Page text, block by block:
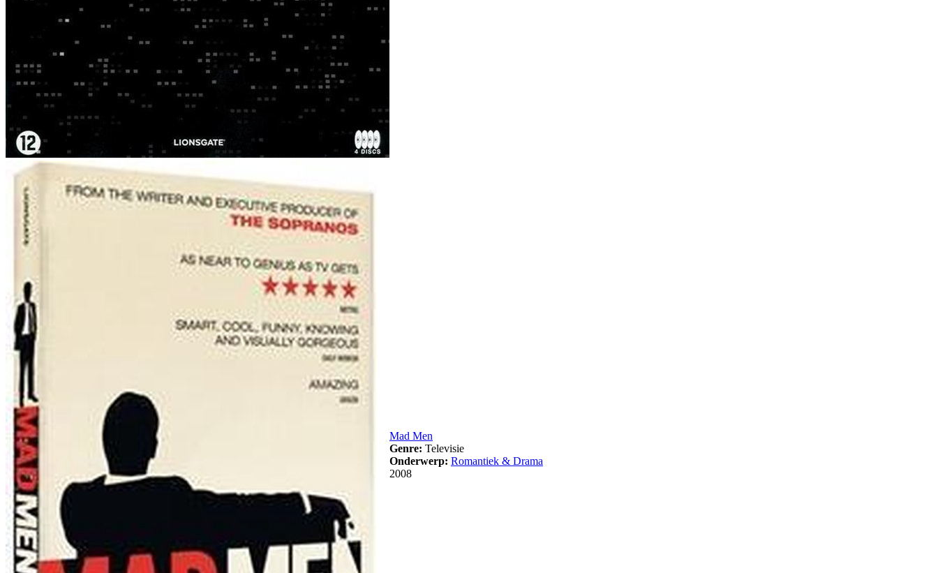
Mad Men
Genre: Televisie
Onderwerp: Romantiek & Drama
2008